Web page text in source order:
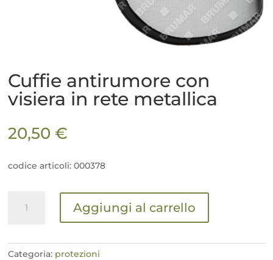
Cuffie antirumore con
visiera in rete metallica
20,50€
codice articoli: 000378
antirumore
in
Aggiungi al carrello
Categoria: protezioni